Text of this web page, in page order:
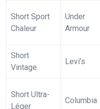
Short Sport
Chaleur
Under
Armour
Short
Vintage
Levi’s
Short Ultra-
Léger
Columbia